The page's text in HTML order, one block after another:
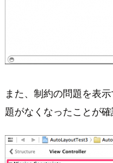
また、制約の問題を表
題がなくなったことが確